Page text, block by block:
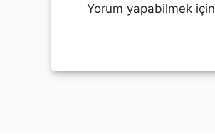
Yorum yapabilmek için